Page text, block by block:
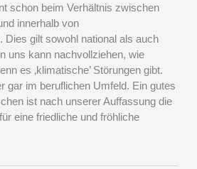
schon beim Verhältnis zwischen
innerhalb von
Dies gilt sowohl national als auch
uns kann nachvollziehen, wie
es ‚klimatische’ Störungen gibt.
gar im beruflichen Umfeld. Ein gutes
ist nach unserer Auffassung die
eine friedliche und fröhliche